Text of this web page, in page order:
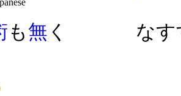
も無 く な